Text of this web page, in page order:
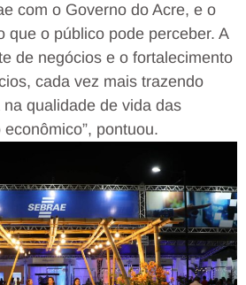
com o Governo do Acre, e o
que o público pode perceber. A
de negócios e o fortalecimento
cada vez mais trazendo
qualidade de vida das
pontuou.